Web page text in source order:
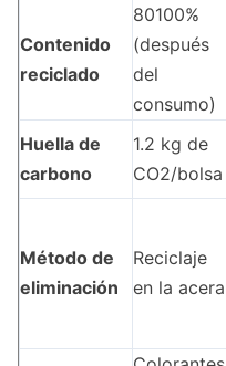
Contenido
reciclado
80­100%
(después
del
consumo)
Huella de
carbono
1.2 kg de
CO2/bolsa
Método de
eliminación
Reciclaje
en la acera